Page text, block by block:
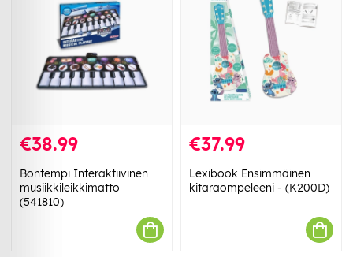
€38.99
Bontempi Interaktiivinen
musiikkileikkimatto
(541810)
€37.99
Lexibook Ensimmäinen
kitaraompeleeni - (K200D)